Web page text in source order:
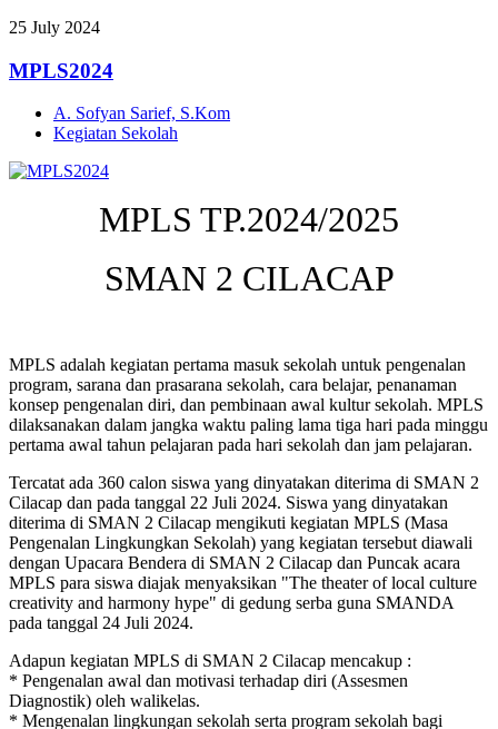
25 July 2024
MPLS2024
A. Sofyan Sarief, S.Kom
Kegiatan Sekolah
MPLS TP.2024/2025
SMAN 2 CILACAP
MPLS adalah kegiatan pertama masuk sekolah untuk pengenalan
program, sarana dan prasarana sekolah, cara belajar, penanaman
konsep pengenalan diri, dan pembinaan awal kultur sekolah. MPLS
dilaksanakan dalam jangka waktu paling lama tiga hari pada minggu
pertama awal tahun pelajaran pada hari sekolah dan jam pelajaran.
Tercatat ada 360 calon siswa yang dinyatakan diterima di SMAN 2
Cilacap dan pada tanggal 22 Juli 2024. Siswa yang dinyatakan
diterima di SMAN 2 Cilacap mengikuti kegiatan MPLS (Masa
Pengenalan Lingkungkan Sekolah) yang kegiatan tersebut diawali
dengan Upacara Bendera di SMAN 2 Cilacap dan Puncak acara
MPLS para siswa diajak menyaksikan "The theater of local culture
creativity and harmony hype" di gedung serba guna SMANDA
pada tanggal 24 Juli 2024.
Adapun kegiatan MPLS di SMAN 2 Cilacap mencakup :
* Pengenalan awal dan motivasi terhadap diri (Assesmen
Diagnostik) oleh walikelas.
* Mengenalan lingkungan sekolah serta program sekolah bagi